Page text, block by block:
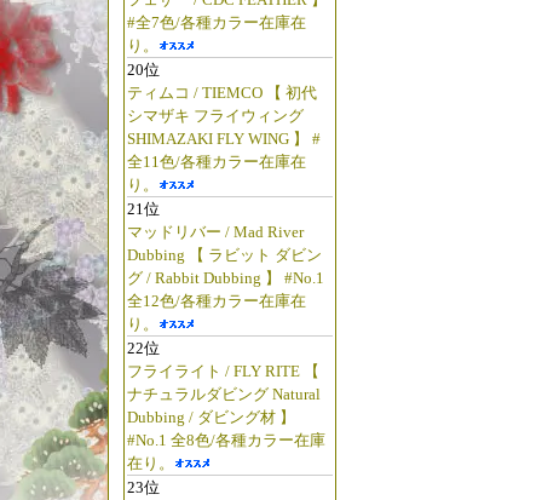
#全7色/各種カラー在庫在
り。
20位
ティムコ / TIEMCO 【 初代
シマザキ フライウィング
SHIMAZAKI FLY WING 】 #
全11色/各種カラー在庫在
り。
21位
マッドリバー / Mad River
Dubbing 【 ラビット ダビン
グ / Rabbit Dubbing 】 #No.1
全12色/各種カラー在庫在
り。
22位
フライライト / FLY RITE 【
ナチュラルダビング Natural
Dubbing / ダビング材 】
#No.1 全8色/各種カラー在庫
在り。
23位